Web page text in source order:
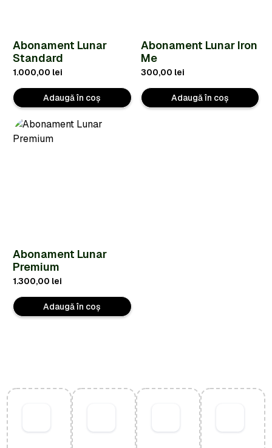
Abonament Lunar
Standard
1.000,00 lei
Adaugă în coș
Abonament Lunar Iron
Me
300,00 lei
Adaugă în coș
Abonament Lunar
Premium
1.300,00 lei
Adaugă în coș